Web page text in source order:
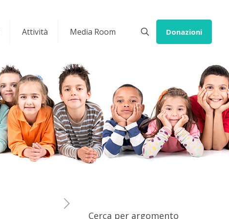
Attività Media Room Donazioni
Cerca per argomento